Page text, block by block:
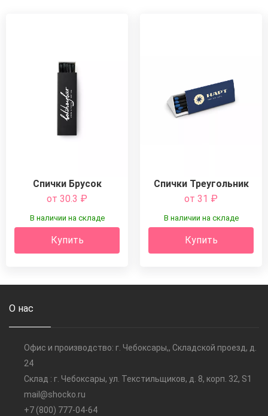
Спички Брусок
от 30.3 ₽
В наличии на складе
Купить
Спички Треугольник
от 31 ₽
В наличии на складе
Купить
О нас
Офис и производство: г. Чебоксары,, Складской проезд, д.
24
Склад : г. Чебоксары, ул. Текстильщиков, д. 8, корп. 32, S1
mail@shocko.ru
+7 (800) 777-04-64